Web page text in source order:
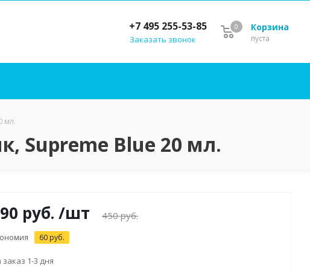
Корзина
пуста
0
+7 495 255-53-85
Заказать звонок
мл.
Supreme Blue 20 мл.
руб. /шт 450руб.
60 руб.
заказ 1-3 дня